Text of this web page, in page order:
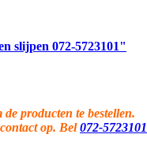
slijpen 072-5723101"
producten te bestellen.
op. Bel072-5723101